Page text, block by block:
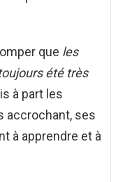
que les
été très
à part les
accrochant, ses
à apprendre et à